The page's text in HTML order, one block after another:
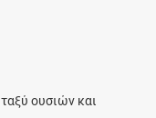
ουσιών και